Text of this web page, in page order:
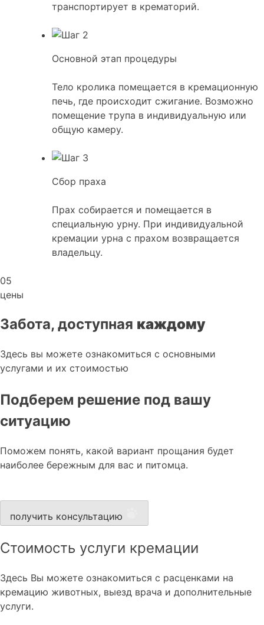
транспортирует в крематорий.
Основной этап процедуры
Тело кролика помещается в кремационную
печь, где происходит сжигание. Возможно
помещение трупа в индивидуальную или
общую камеру.
Сбор праха
Прах собирается и помещается в
специальную урну. При индивидуальной
кремации урна с прахом возвращается
владельцу.
05
цены
Забота, доступная каждому
Здесь вы можете ознакомиться с основными
услугами и их стоимостью
Подберем решение под вашу
ситуацию
Поможем понять, какой вариант прощания будет
наиболее бережным для вас и питомца.
получить консультацию
Стоимость услуги кремации
Здесь Вы можете ознакомиться с расценками на
кремацию животных, выезд врача и дополнительные
услуги.